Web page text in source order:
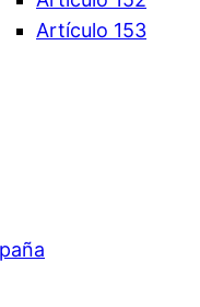
Artículo 153